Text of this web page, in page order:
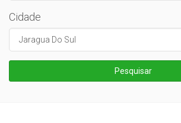
Cidade
Pesquisar